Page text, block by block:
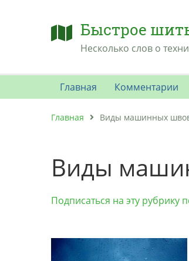
Быстрое
Несколько слов о
Главная Комментарии
Главная Виды машинных
Виды
Подписаться на эту рубрику